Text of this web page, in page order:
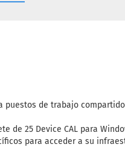
puestos de trabajo
de 25 Device CAL para
para acceder a su